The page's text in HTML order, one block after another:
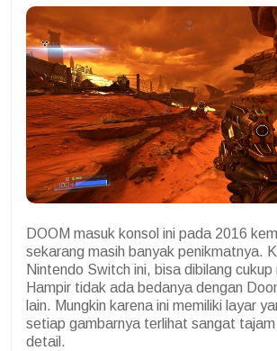
DOOM masuk konsol ini pada 2016
sekarang masih banyak penikmatnya.
Nintendo Switch ini, bisa dibilang cukup
Hampir tidak ada bedanya dengan
lain. Mungkin karena ini memiliki layar
setiap gambarnya terlihat sangat tajam
detail.